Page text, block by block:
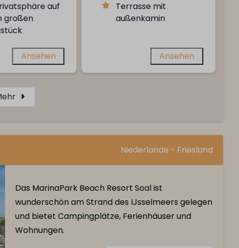
auf
großen
Ansehen
Terrasse mit
außenkamin
Ansehen
Niederlande - Friesland
Das MarinaPark Beach Resort Soal ist
wunderschön am Strand des IJsselmeers gelegen
und bietet Campingplätze, Ferienhäuser und
Wohnungen.